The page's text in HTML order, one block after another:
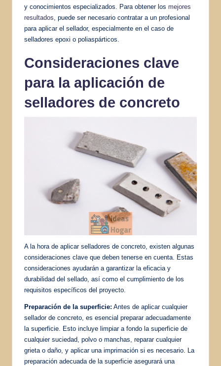
y conocimientos especializados. Para obtener los mejores
resultados , puede ser necesario contratar a un profesional
para aplicar el sellador, especialmente en el caso de
selladores epoxi o poliaspárticos.
Consideraciones clave
para la aplicación de
selladores de concreto
A la hora de aplicar selladores de concreto, existen algunas
consideraciones clave que deben tenerse en cuenta. Estas
consideraciones ayudarán a garantizar la eficacia y
durabilidad del sellado, así como el cumplimiento de los
requisitos específicos del proyecto.
Preparación de la superficie: Antes de aplicar cualquier
sellador de concreto, es esencial preparar adecuadamente
la superficie. Esto incluye limpiar a fondo la superficie de
cualquier suciedad, polvo o manchas, reparar cualquier
grieta o daño, y aplicar una imprimación si es necesario. La
preparación adecuada de la superficie asegurará una